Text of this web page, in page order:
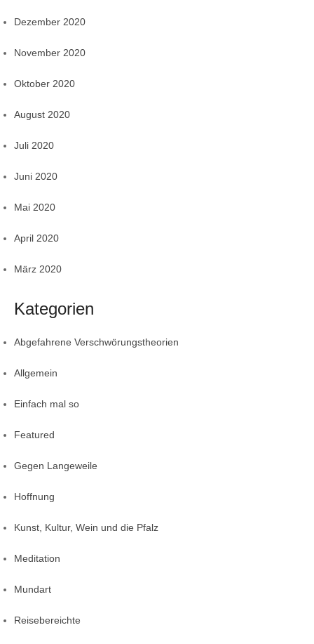
Dezember 2020
November 2020
Oktober 2020
August 2020
Juli 2020
Juni 2020
Mai 2020
April 2020
März 2020
Kategorien
Abgefahrene Verschwörungstheorien
Allgemein
Einfach mal so
Featured
Gegen Langeweile
Hoffnung
Kunst, Kultur, Wein und die Pfalz
Meditation
Mundart
Reisebereichte